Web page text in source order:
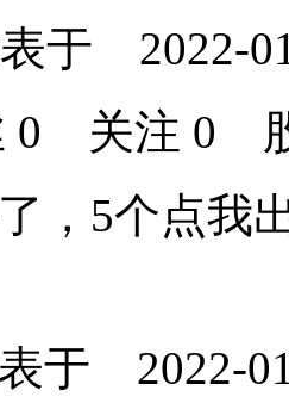
于 2022-
0 关注 0
，5个点我
2022-